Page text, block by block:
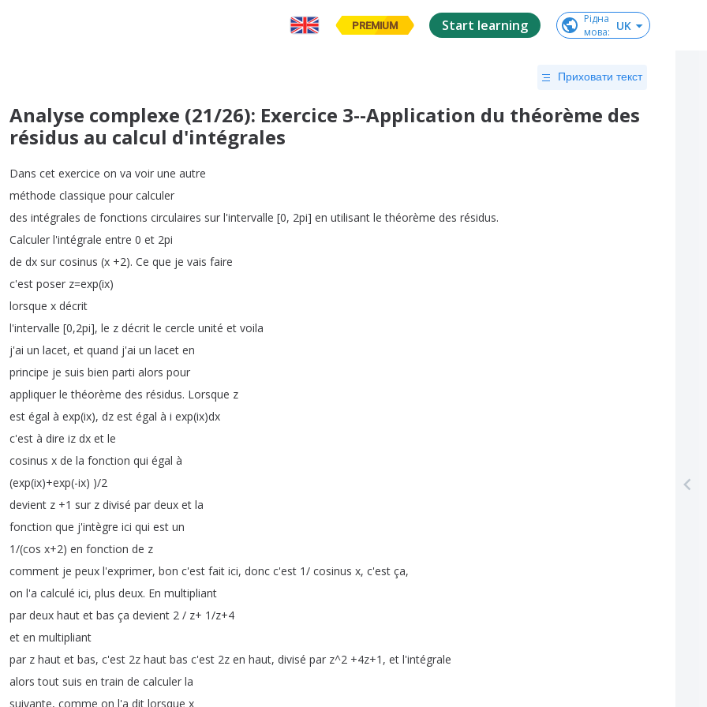
PREMIUM Start learning
Рідна
мова: UK
Приховати текст
Analyse complexe (21/26): Exercice 3--Application du théorème des
résidus au calcul d'intégrales
Dans cet exercice on va voir une autre
méthode classique pour calculer
des intégrales de fonctions circulaires sur l'intervalle [0, 2pi] en utilisant le théorème des résidus.
Calculer l'intégrale entre 0 et 2pi
de dx sur cosinus (x +2). Ce que je vais faire
c'est poser z=exp(ix)
lorsque x décrit
l'intervalle [0,2pi], le z décrit le cercle unité et voila
j'ai un lacet, et quand j'ai un lacet en
principe je suis bien parti alors pour
appliquer le théorème des résidus. Lorsque z
est égal à exp(ix), dz est égal à i exp(ix)dx
c'est à dire iz dx et le
cosinus x de la fonction qui égal à
(exp(ix)+exp(-ix) )/2
devient z +1 sur z divisé par deux et la
fonction que j'intègre ici qui est un
1/(cos x+2) en fonction de z
comment je peux l'exprimer, bon c'est fait ici, donc c'est 1/ cosinus x, c'est ça,
on l'a calculé ici, plus deux. En multipliant
par deux haut et bas ça devient 2 / z+ 1/z+4
et en multipliant
par z haut et bas, c'est 2z haut bas c'est 2z en haut, divisé par z^2 +4z+1, et l'intégrale
alors tout suis en train de calculer la
suivante, comme on l'a dit lorsque x